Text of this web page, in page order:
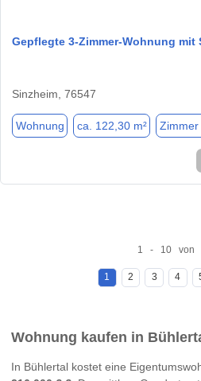
Gepflegte 3-Zimmer-Wohnung mit
Sinzheim, 76547
Wohnung ca. 122,30 m² Zimmer
1 - 10 von
1 2 3 4
Wohnung kaufen in
In Bühlertal kostet eine